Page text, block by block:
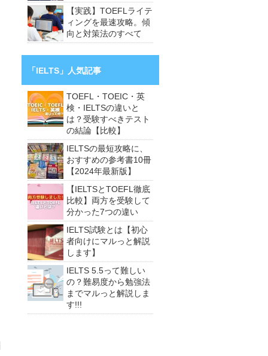
【実践】TOEFLライテ
ィングを最速攻略。傾
向と対策法のすべて
「IELTS」人気記事
TOEFL・TOEIC・英
検・IELTSの違いと
は？受験すべきテスト
の結論【比較】
IELTSの最短攻略に、
おすすめの参考書10冊
【2024年最新版】
【IELTSとTOEFL徹底
比較】両方を受験して
分かった7つの違い
IELTS試験とは【初心
者向けにマルっと解説
します】
IELTS 5.5って難しい
の？難易度から勉強法
までマルっと解説しま
す!!!